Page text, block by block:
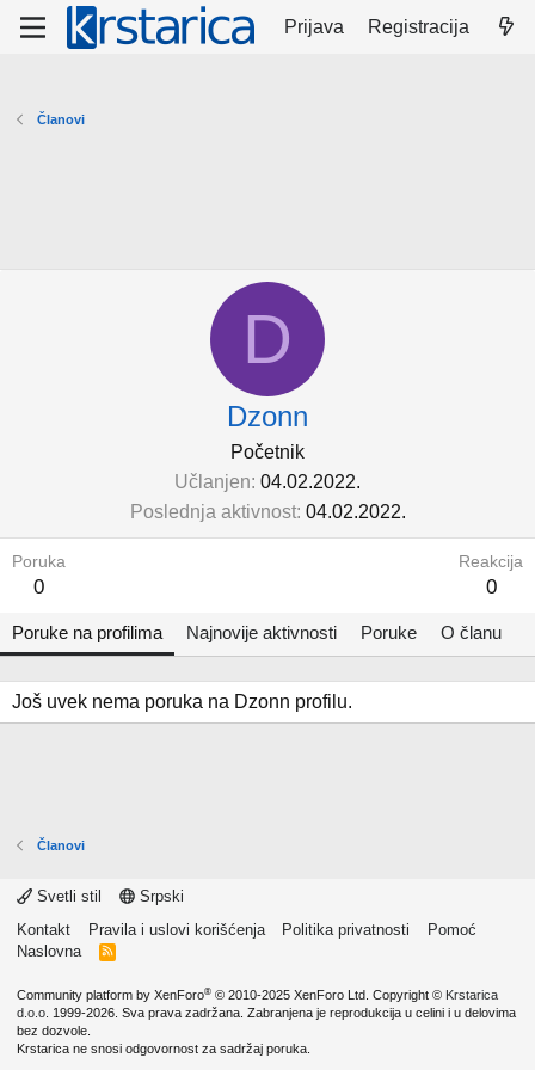
Prijava Registracija
Članovi
D
Dzonn
Početnik
Učlanjen 04.02.2022.
Poslednja aktivnost 04.02.2022.
Poruka
0
Reakcija
0
Poruke na profilima Najnovije aktivnosti Poruke O članu
Još uvek nema poruka na Dzonn profilu.
Članovi
Svetli stil
Srpski
Kontakt
Pravila i uslovi korišćenja Politika privatnosti
Pomoć
Naslovna
R
Community platform by XenForo® © 2010-2025 XenForo Ltd. Copyright © Krstarica
d.o.o. 1999-2026. Sva prava zadržana. Zabranjena je reprodukcija u celini i u delovima
bez dozvole.
Krstarica ne snosi odgovornost za sadržaj poruka.